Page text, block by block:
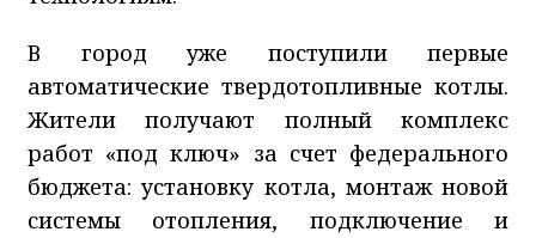
В город уже поступили первые
автоматические твердотопливные котлы.
Жители получают полный комплекс
работ «под ключ» за счет федерального
бюджета: установку котла, монтаж новой
системы отопления, подключение и